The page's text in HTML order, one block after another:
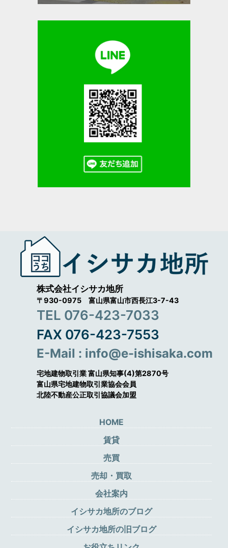
株式会社イシサカ地所
〒930-0975 富山県富山市西長江3-7-43
TEL 076-423-7033
FAX 076-423-7553
E-Mail : info@e-ishisaka.com
宅地建物取引業 富山県知事(4)第2870号
富山県宅地建物取引業協会会員
北陸不動産公正取引協議会加盟
HOME
賃貸
売買
売却・買取
会社案内
イシサカ地所のブログ
イシサカ地所の旧ブログ